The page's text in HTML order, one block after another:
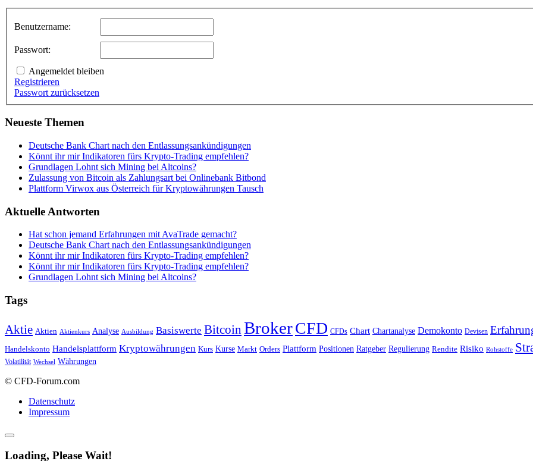
Benutzername:
Passwort:
Angemeldet bleiben
Registrieren
Passwort zurücksetzen
Neueste Themen
Deutsche Bank Chart nach den Entlassungsankündigungen
Könnt ihr mir Indikatoren fürs Krypto-Trading empfehlen?
Grundlagen Lohnt sich Mining bei Altcoins?
Zulassung von Bitcoin als Zahlungsart bei Onlinebank Bitbond
Plattform Virwox aus Österreich für Kryptowährungen Tausch
Aktuelle Antworten
Hat schon jemand Erfahrungen mit AvaTrade gemacht?
Deutsche Bank Chart nach den Entlassungsankündigungen
Könnt ihr mir Indikatoren fürs Krypto-Trading empfehlen?
Könnt ihr mir Indikatoren fürs Krypto-Trading empfehlen?
Grundlagen Lohnt sich Mining bei Altcoins?
Tags
Aktie Aktien Aktienkurs Analyse Ausbildung Basiswerte Bitcoin BrokerCFD CFDs Chart Chartanalyse Demokonto Devisen
Handelskonto Handelsplattform Kryptowährungen Kurs Kurse Markt Orders Plattform Positionen Ratgeber Regulierung Rendite Risiko Rohstoffe
Volatilität Wechsel Währungen
© CFD-Forum.com
Datenschutz
Impressum
Loading, Please Wait!